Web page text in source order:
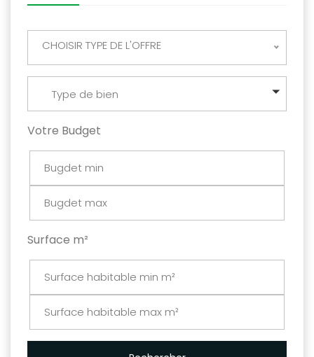
CHOISIR TYPE DE L'OFFRE
Type de bien
Votre Budget
Surface m²